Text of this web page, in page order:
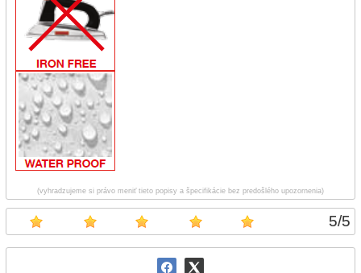
5/5
(vyhradzujeme si právo meniť tieto popisy a špecifikácie bez predošlého upozornenia)